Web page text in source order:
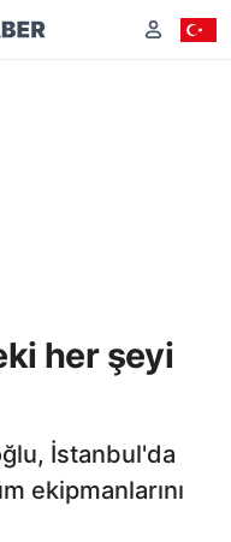
her şeyi
İstanbul'da
ekipmanlarını